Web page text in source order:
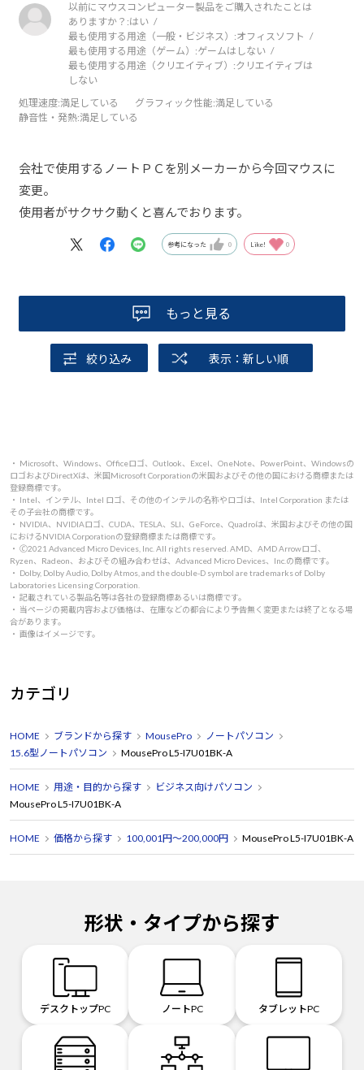
以前にマウスコンピューター製品をご購入されたことは
ありますか？:はい
最も使用する用途（一般・ビジネス）:オフィスソフト
最も使用する用途（ゲーム）:ゲームはしない
最も使用する用途（クリエイティブ）:クリエイティブは
しない
処理速度:満足している グラフィック性能:満足している
静音性・発熱:満足している
会社で使用するノートＰＣを別メーカーから今回マウスに
変更。
使用者がサクサク動くと喜んでおります。
参考になった 0 Like! 0
もっと見る
絞り込み 表示：新しい順
・ Microsoft、Windows、Officeロゴ、Outlook、Excel、OneNote、PowerPoint、Windowsの
ロゴおよびDirectXは、米国Microsoft Corporationの米国およびその他の国における商標または
登録商標です。
・ Intel、インテル、Intel ロゴ、その他のインテルの名称やロゴは、Intel Corporation または
その子会社の商標です。
・ NVIDIA、NVIDIAロゴ、CUDA、TESLA、SLI、GeForce、Quadroは、米国およびその他の国
におけるNVIDIA Corporationの登録商標または商標です。
・ 🄫2021 Advanced Micro Devices, Inc. All rights reserved. AMD、AMD Arrowロゴ、
Ryzen、Radeon、およびその組み合わせは、Advanced Micro Devices、Inc.の商標です。
・ Dolby, Dolby Audio, Dolby Atmos, and the double-D symbol are trademarks of Dolby
Laboratories Licensing Corporation.
・ 記載されている製品名等は各社の登録商標あるいは商標です。
・ 当ページの掲載内容および価格は、在庫などの都合により予告無く変更または終了となる場
合があります。
・ 画像はイメージです。
カテゴリ
HOME ブランドから探す MousePro
ノートパソコン
15.6型ノートパソコン
MousePro L5-I7U01BK-A
HOME 用途・目的から探す
ビジネス向けパソコン
MousePro L5-I7U01BK-A
HOME 価格から探す 100,001円～200,000円 MousePro L5-I7U01BK-A
形状・タイプから探す
デスクトップPC ノートPC タブレットPC